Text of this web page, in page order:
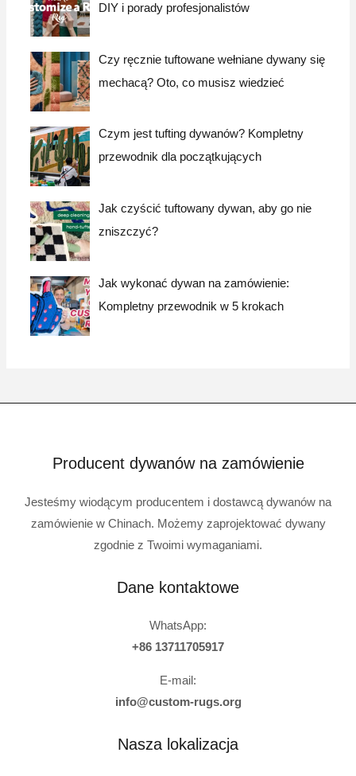
DIY i porady profesjonalistów
Czy ręcznie tuftowane wełniane dywany się
mechacą? Oto, co musisz wiedzieć
Czym jest tufting dywanów? Kompletny
przewodnik dla początkujących
Jak czyścić tuftowany dywan, aby go nie
zniszczyć?
Jak wykonać dywan na zamówienie:
Kompletny przewodnik w 5 krokach
Producent dywanów na zamówienie
Jesteśmy wiodącym producentem i dostawcą dywanów na
zamówienie w Chinach. Możemy zaprojektować dywany
zgodnie z Twoimi wymaganiami.
Dane kontaktowe
WhatsApp:
+86 13711705917
E-mail:
info@custom-rugs.org
Nasza lokalizacja